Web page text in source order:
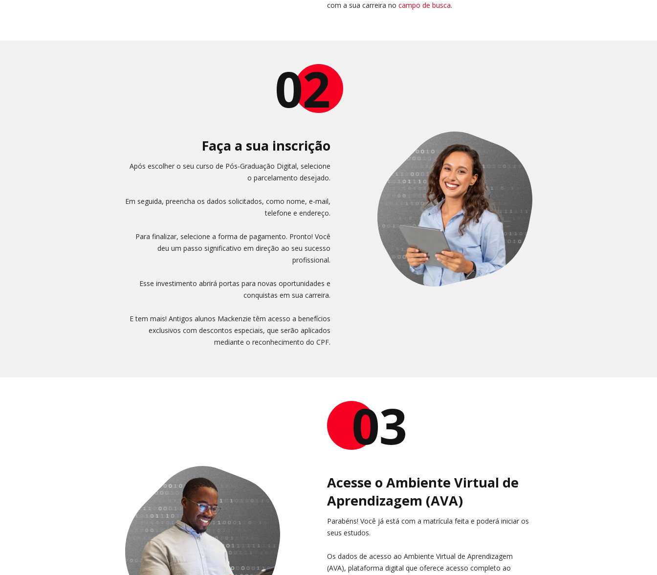
com a sua carreira no campo de busca.
02
Faça a sua inscrição
Após escolher o seu curso de Pós-Graduação Digital, selecione
o parcelamento desejado.
Em seguida, preencha os dados solicitados, como nome, e-mail,
telefone e endereço.
Para finalizar, selecione a forma de pagamento. Pronto! Você
deu um passo significativo em direção ao seu sucesso
profissional.
Esse investimento abrirá portas para novas oportunidades e
conquistas em sua carreira.
E tem mais! Antigos alunos Mackenzie têm acesso a benefícios
exclusivos com descontos especiais, que serão aplicados
mediante o reconhecimento do CPF.
03
Acesse o Ambiente Virtual de
Aprendizagem (AVA)
Parabéns! Você já está com a matrícula feita e poderá iniciar os
seus estudos.
Os dados de acesso ao Ambiente Virtual de Aprendizagem
(AVA), plataforma digital que oferece acesso completo ao